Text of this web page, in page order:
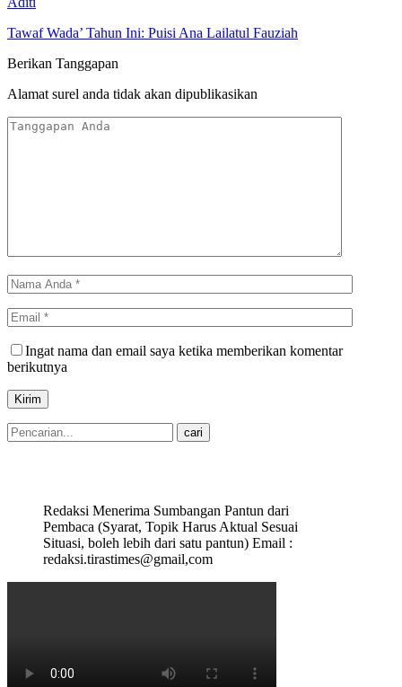
Tawaf Wada’ Tahun Ini: Puisi Ana Lailatul Fauziah
Berikan Tanggapan
Alamat surel anda tidak akan dipublikasikan
Ingat nama dan email saya ketika memberikan komentar
berikutnya
Redaksi Menerima Sumbangan Pantun dari
Pembaca (Syarat, Topik Harus Aktual Sesuai
Situasi, boleh lebih dari satu pantun) Email :
redaksi.tirastimes@gmail,com